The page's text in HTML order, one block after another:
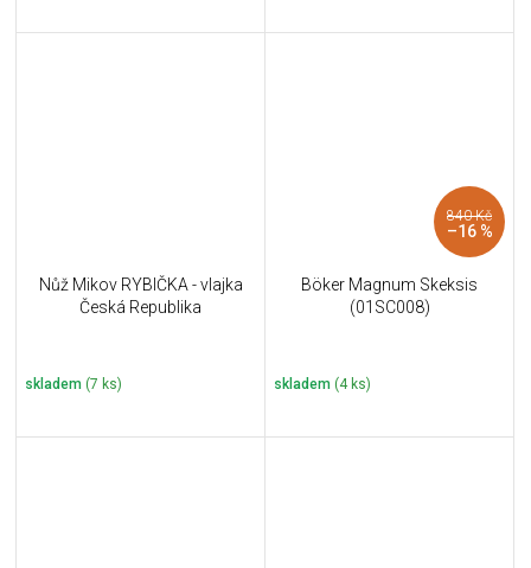
Nůž Mikov RYBIČKA - vlajka
Česká Republika
skladem (7 ks)
840 Kč
–16 %
Böker Magnum Skeksis
(01SC008)
skladem (4 ks)